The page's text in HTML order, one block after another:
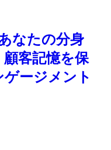
なたの分身
客記憶を保
ージメント